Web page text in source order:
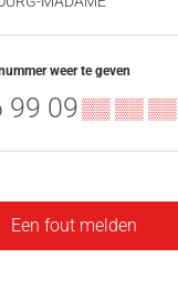
weer te geven
99 09▒▒ ▒▒ ▒▒
Een fout melden